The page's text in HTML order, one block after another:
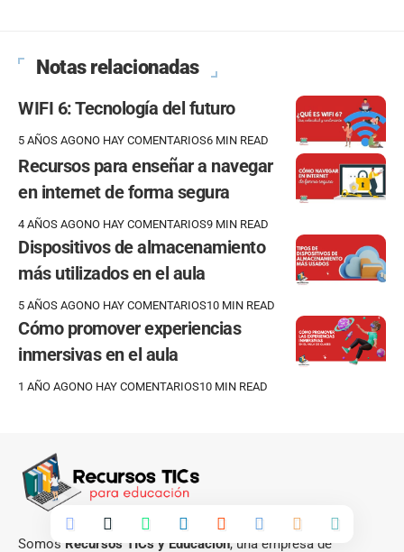
Notas relacionadas
WIFI 6: Tecnología del futuro
5 AÑOS AGONO HAY COMENTARIOS6 MIN READ
Recursos para enseñar a navegar
en internet de forma segura
4 AÑOS AGONO HAY COMENTARIOS9 MIN READ
Dispositivos de almacenamiento
más utilizados en el aula
5 AÑOS AGONO HAY COMENTARIOS10 MIN READ
Cómo promover experiencias
inmersivas en el aula
1 AÑO AGONO HAY COMENTARIOS10 MIN READ
Somos Recursos TICs y Educación, una empresa de